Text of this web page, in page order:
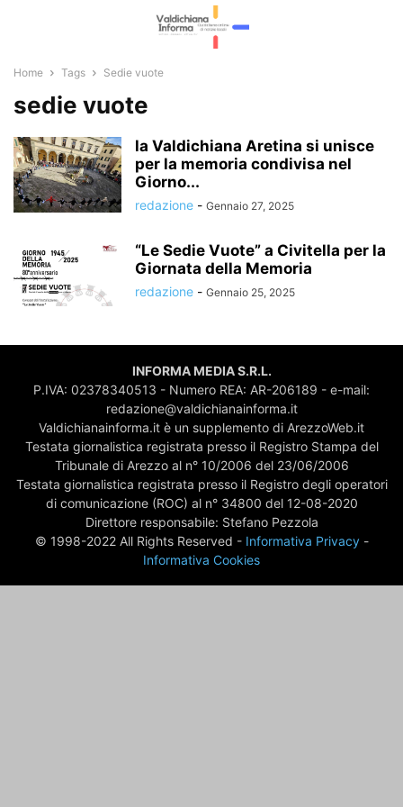
Home Tags Sedie vuote
sedie vuote
la Valdichiana Aretina si unisce
per la memoria condivisa nel
Giorno...
redazione - Gennaio 27, 2025
“Le Sedie Vuote” a Civitella per la
Giornata della Memoria
redazione - Gennaio 25, 2025
INFORMA MEDIA S.R.L.
P.IVA: 02378340513 - Numero REA: AR-206189 - e-mail:
redazione@valdichianainforma.it
Valdichianainforma.it è un supplemento di ArezzoWeb.it
Testata giornalistica registrata presso il Registro Stampa del
Tribunale di Arezzo al n° 10/2006 del 23/06/2006
Testata giornalistica registrata presso il Registro degli operatori
di comunicazione (ROC) al n° 34800 del 12-08-2020
Direttore responsabile: Stefano Pezzola
© 1998-2022 All Rights Reserved - Informativa Privacy-
Informativa Cookies